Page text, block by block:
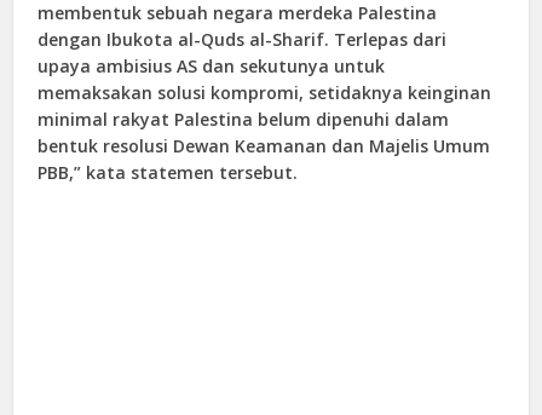
membentuk sebuah negara merdeka Palestina
dengan Ibukota al-Quds al-Sharif. Terlepas dari
upaya ambisius AS dan sekutunya untuk
memaksakan solusi kompromi, setidaknya keinginan
minimal rakyat Palestina belum dipenuhi dalam
bentuk resolusi Dewan Keamanan dan Majelis Umum
PBB,” kata statemen tersebut.